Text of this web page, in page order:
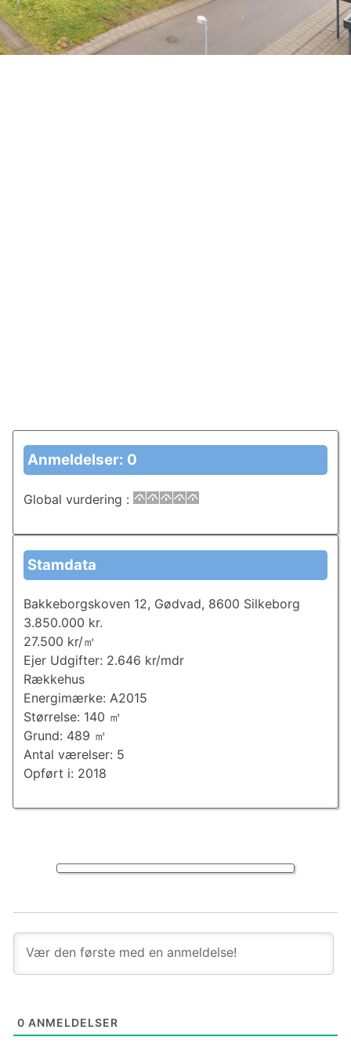
0 ANMELDELSER
Anmeldelser: 0
Global vurdering :
Stamdata
Bakkeborgskoven 12, Gødvad, 8600 Silkeborg
3.850.000 kr.
27.500 kr/㎡
Ejer Udgifter: 2.646 kr/mdr
Rækkehus
Energimærke: A2015
Størrelse: 140 ㎡
Grund: 489 ㎡
Antal værelser: 5
Opført i: 2018